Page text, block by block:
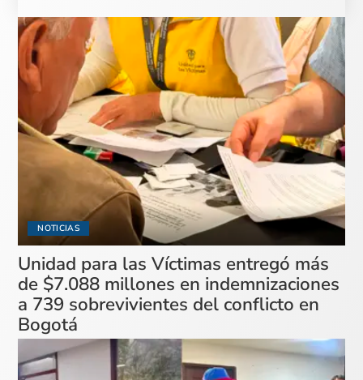
NOTICIAS
Unidad para las Víctimas entregó más
de $7.088 millones en indemnizaciones
a 739 sobrevivientes del conflicto en
Bogotá